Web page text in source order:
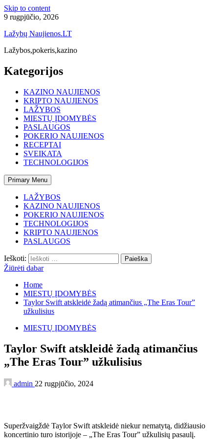
Skip to content
9 rugpjūčio, 2026
Lažybų Naujienos.LT
Lažybos,pokeris,kazino
Kategorijos
KAZINO NAUJIENOS
KRIPTO NAUJIENOS
LAŽYBOS
MIESTŲ ĮDOMYBĖS
PASLAUGOS
POKERIO NAUJIENOS
RECEPTAI
SVEIKATA
TECHNOLOGIJOS
Primary Menu
LAŽYBOS
KAZINO NAUJIENOS
POKERIO NAUJIENOS
TECHNOLOGIJOS
KRIPTO NAUJIENOS
PASLAUGOS
Ieškoti:
Žiūrėti dabar
Home
MIESTŲ ĮDOMYBĖS
Taylor Swift atskleidė žadą atimančius „The Eras Tour”
užkulisius
MIESTŲ ĮDOMYBĖS
Taylor Swift atskleidė žadą atimančius
„The Eras Tour” užkulisius
admin 22 rugpjūčio, 2024
Superžvaigždė Taylor Swift atskleidė niekur nematytą, didžiausio
koncertinio turo istorijoje – „The Eras Tour” užkulisių pasaulį.